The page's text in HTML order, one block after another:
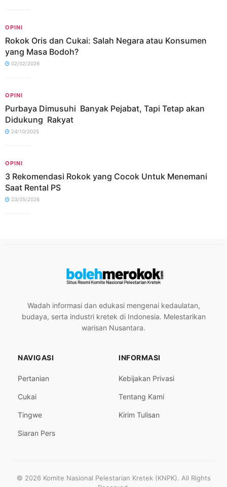
OPINI
Rokok Oris dan Cukai: Salah Negara atau Konsumen
yang Masa Bodoh?
02/02/2026
OPINI
Purbaya Dimusuhi Banyak Pejabat, Tapi Tetap akan
Didukung Rakyat
24/10/2025
OPINI
3 Rekomendasi Rokok yang Cocok Untuk Menemani
Saat Rental PS
23/05/2026
Wadah informasi dan edukasi mengenai kedaulatan,
budaya, serta industri kretek di Indonesia. Melestarikan
warisan Nusantara.
NAVIGASI
Pertanian
Cukai
Tingwe
Siaran Pers
INFORMASI
Kebijakan Privasi
Tentang Kami
Kirim Tulisan
© 2026 Komite Nasional Pelestarian Kretek (KNPK). All Rights